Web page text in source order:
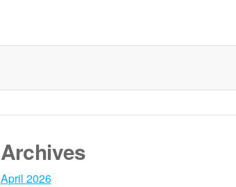
Archives
April 2026